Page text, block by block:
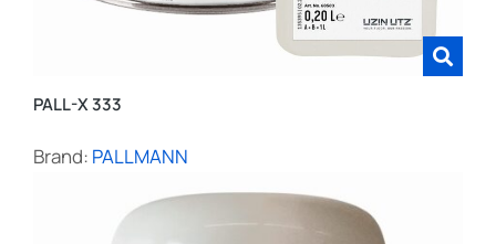
PALL-X 333
Brand: PALLMANN